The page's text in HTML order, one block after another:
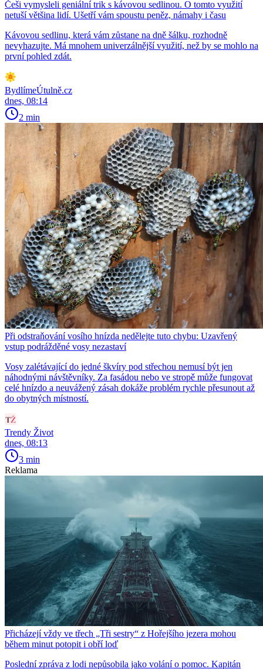
Češi vymysleli geniální trik s kávovou sedlinou. O tomto využití
netuší většina lidí. Ušetří vám spoustu peněz, námahy i času
Kávovou sedlinu, která vám zůstane na dně šálku, rozhodně
nevyhazujte. Má mnohem univerzálnější využití, než by se mohlo na
první pohled zdát.
BydlímeÚtulně.cz
dnes, 08:14
2 min
Při odstraňování vosího hnízda nedělejte tuto chybu: Uzavřený
vstup podrážděné vosy nezastaví
Vosy zalétávající do jedné škvíry pod střechou nemusí být jen
náhodnými návštěvníky. Za fasádou nebo ve stropě může fungovat
celé hnízdo a neuvážený zásah dokáže problém rychle přesunout až
do obytných místností.
Trendy Život
dnes, 08:13
3 min
Reklama
Přicházejí vždy ve třech „Tři sestry“ z Hořejšího jezera mohou
během minut potopit i obří loď
Poslední zpráva z lodi nepůsobila jako volání o pomoc. Kapitán